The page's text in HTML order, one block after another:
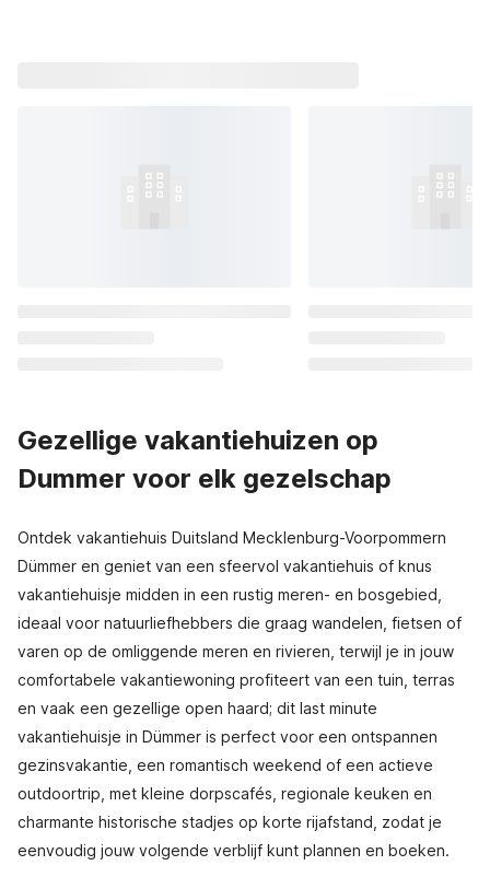
Gezellige vakantiehuizen op
Dummer voor elk gezelschap
Ontdek vakantiehuis Duitsland Mecklenburg-Voorpommern
Dümmer en geniet van een sfeervol vakantiehuis of knus
vakantiehuisje midden in een rustig meren- en bosgebied,
ideaal voor natuurliefhebbers die graag wandelen, fietsen of
varen op de omliggende meren en rivieren, terwijl je in jouw
comfortabele vakantiewoning profiteert van een tuin, terras
en vaak een gezellige open haard; dit last minute
vakantiehuisje in Dümmer is perfect voor een ontspannen
gezinsvakantie, een romantisch weekend of een actieve
outdoortrip, met kleine dorpscafés, regionale keuken en
charmante historische stadjes op korte rijafstand, zodat je
eenvoudig jouw volgende verblijf kunt plannen en boeken.